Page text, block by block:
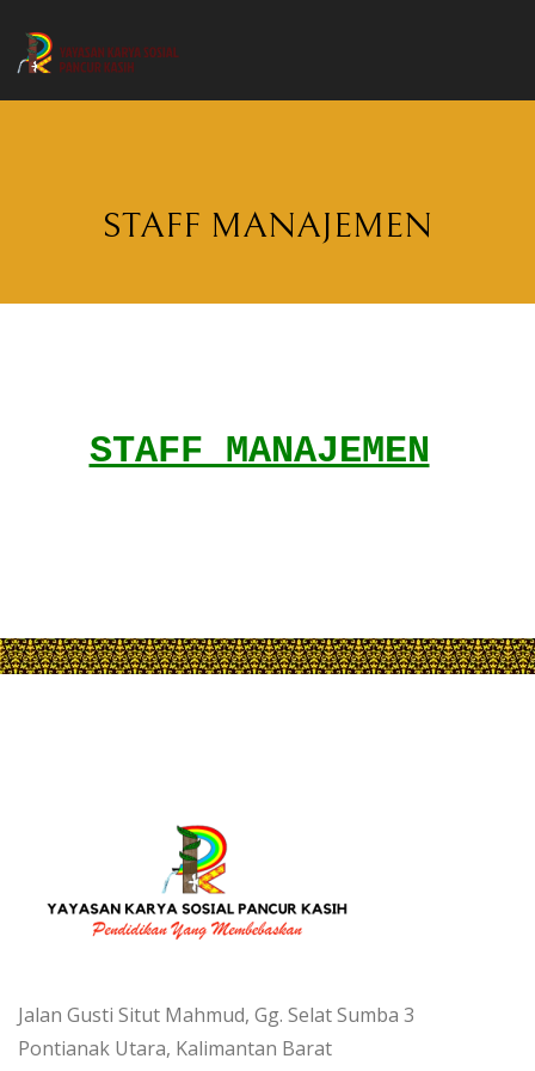
STAFF MANAJEMEN
STAFF MANAJEMEN
Jalan Gusti Situt Mahmud, Gg. Selat Sumba 3
Pontianak Utara, Kalimantan Barat